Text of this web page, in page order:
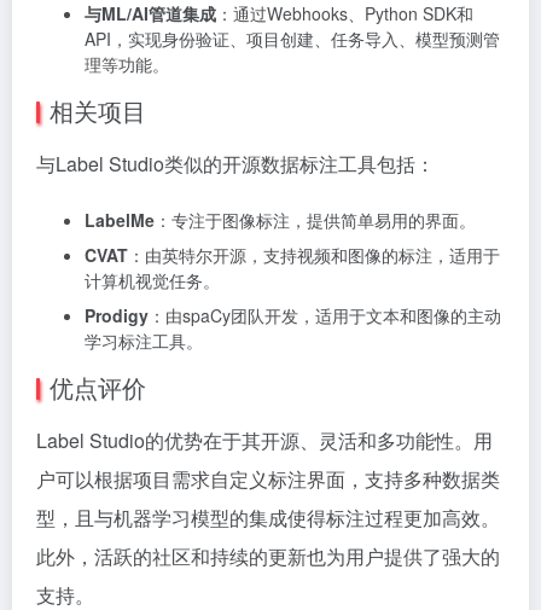
与ML/AI管道集成 ：通过Webhooks、Python SDK和
API，实现身份验证、项目创建、任务导入、模型预测管
理等功能。
相关项目
与Label Studio类似的开源数据标注工具包括：
LabelMe ：专注于图像标注，提供简单易用的界面。
CVAT ：由英特尔开源，支持视频和图像的标注，适用于
计算机视觉任务。
Prodigy ：由spaCy团队开发，适用于文本和图像的主动
学习标注工具。
优点评价
Label Studio的优势在于其开源、灵活和多功能性。用
户可以根据项目需求自定义标注界面，支持多种数据类
型，且与机器学习模型的集成使得标注过程更加高效。
此外，活跃的社区和持续的更新也为用户提供了强大的
支持。